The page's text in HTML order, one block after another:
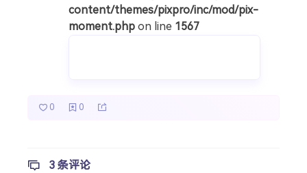
content/themes/pixpro/inc/mod/pix-
moment.php on line 1567
0 0
3 条评论